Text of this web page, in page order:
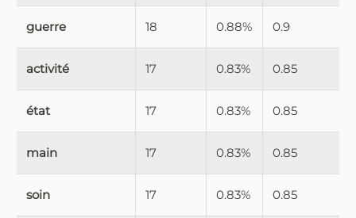
guerre 18 0.88% 0.9
activité 17 0.83% 0.85
état 17 0.83% 0.85
main 17 0.83% 0.85
soin 17 0.83% 0.85